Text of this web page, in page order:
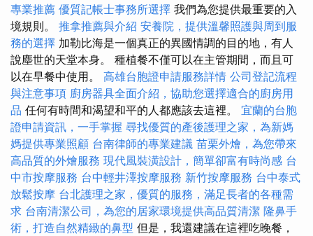
專業推薦 優質記帳士事務所選擇 我們為您提供最重要的入
境規則。 推拿推薦與介紹 安養院，提供溫馨照護與周到服
務的選擇 加勒比海是一個真正的異國情調的目的地，有人
說塵世的天堂本身。 種植餐不僅可以在主管期間，而且可
以在早餐中使用。 高雄台胞證申請服務詳情 公司登記流程
與注意事項 廚房器具全面介紹，協助您選擇適合的廚房用
品 任何有時間和渴望和平的人都應該去這裡。 宜蘭的台胞
證申請資訊，一手掌握 尋找優質的產後護理之家，為新媽
媽提供專業照顧 台南律師的專業建議 苗栗外燴，為您帶來
高品質的外燴服務 現代風裝潢設計，簡單卻富有時尚感 台
中市按摩服務 台中輕井澤按摩服務 新竹按摩服務 台中泰式
放鬆按摩 台北護理之家，優質的服務，滿足長者的各種需
求 台南清潔公司，為您的居家環境提供高品質清潔 隆鼻手
術，打造自然精緻的鼻型 但是，我還建議在這裡吃晚餐，